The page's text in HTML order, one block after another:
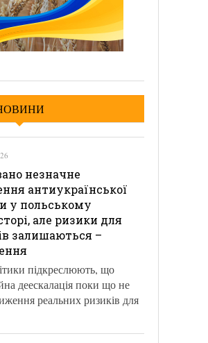
незначне
антиукраїнської
у польському
але ризики для
залишаються –
підкреслюють, що
деескалація поки що не
реальних ризиків для